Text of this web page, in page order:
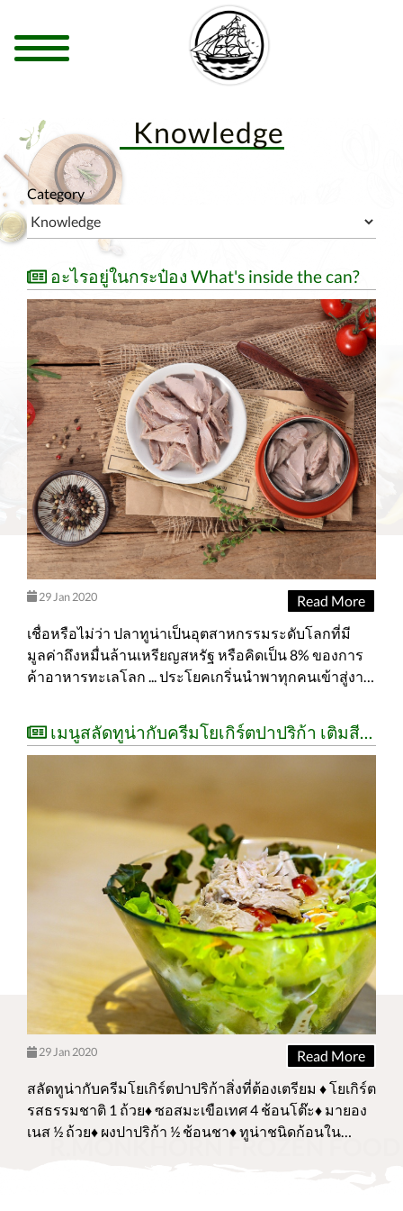
Knowledge
Category
อะไรอยู่ในกระป๋อง What's inside the can?
Read More
29 Jan 2020
เชื่อหรือไม่ว่า ปลาทูน่าเป็นอุตสาหกรรมระดับโลกที่มี
มูลค่าถึงหมื่นล้านเหรียญสหรัฐ หรือคิดเป็น 8% ของการ
ค้าอาหารทะเลโลก ... ประโยคเกริ่นนำพาทุกคนเข้าสู่งาน
ของผลิตภัณฑ์ปลาทูน่ากระป๋องไทย” ของ ธารา บัวคำศรี
ผู้อำนวยการประจำประเทศไทย กรีนพีซ เอเชียตะวันออก
ปลาทูน่าถึง 4.6 ล้านตัน ที่สำคัญคือปลาทูน่าคือสัตว์ทะเล
ที่ติด 1 ใน 5 ของอาหารทะเลที่มีคนบริโภคทั่วโลก ทั้งนี้
ปลาทูน่ามีทั้งหมด 40 สายพันธุ์ มีเพียงแค่ 5 สายพันธุ์
เท่านั้นที่นิยมนำมาบริโภคกัน คือ ปลาทูน่าพันธุ์ครีบยาว
ปลาทูน่าพันธุ์ตาโต ปลาทูน่าพันธุ์ครีบน้ำเงิน ปลาทูน่า
ท้องแถบ และปลาทูน่าพันธุ์ครีบเหลือง ในรายงานของกรี
นพีช ระบุรายละเอียดของแต่ละสายพันธุ์ไว้ดังนี้ ปลาทูน่า
พันธุ์ครีบยาว (Albacore Tuna) พบในผลิตภัณฑ์หลายรูป
แบบ ตั้งแต่ กระป๋อง รมควัน และสด สถานะใกล้ถูก
คุกคาม เนื่องจากจำนวนประชากรลดลงอย่างรวดเร็ว
และบางชนิดมีการประมงเกินขนาด ปลาทูน่าพันธุ์
ตาโต (Bigeye Tuna) นิยมนำมาทำสเต็กทูน่า ซูชิ หรือซาชิ
มิ แต่ปลาทูน่าตาโตขนาดเล็กสามารถนำมาทำปลากระ
ป๋อง สถานะอย่างเป็นทางการคือเสี่ยง และเพิ่งเข้าภาวะ
ใกล้สูญพันธุ์ด้วยประชากรที่ลดลงและบางชนิดมีการ
ประมงเกินขนาด ปลาทูน่าพันธุ์ครีบน้ำเงิน (Bluefin
เมนูสลัดทูน่ากับครีมโยเกิร์ตปาปริก้า เติมสีสันให้กับการทานสลัด
Read More
29 Jan 2020
สลัดทูน่ากับครีมโยเกิร์ตปาปริก้าสิ่งที่ต้องเตรียม ♦ โยเกิร์ต
รสธรรมชาติ 1 ถ้วย♦ ซอสมะเขือเทศ 4 ช้อนโต๊ะ♦ มายอง
เนส ½ ถ้วย♦ ผงปาปริก้า ½ ช้อนชา♦ ทูน่าชนิดก้อนใน